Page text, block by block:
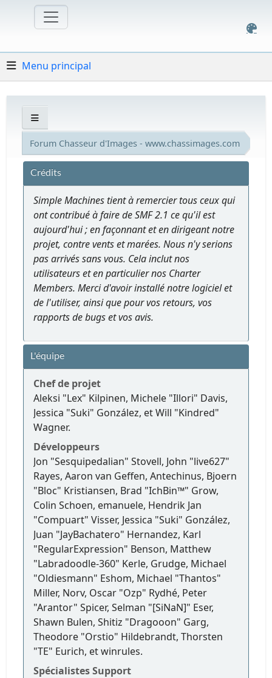
Menu principal
Forum Chasseur d'Images - www.chassimages.com
Crédits
Simple Machines tient à remercier tous ceux qui
ont contribué à faire de SMF 2.1 ce qu'il est
aujourd'hui ; en façonnant et en dirigeant notre
projet, contre vents et marées. Nous n'y serions
pas arrivés sans vous. Cela inclut nos
utilisateurs et en particulier nos Charter
Members. Merci d'avoir installé notre logiciel et
de l'utiliser, ainsi que pour vos retours, vos
rapports de bugs et vos avis.
L'équipe
Chef de projet
Aleksi "Lex" Kilpinen, Michele "Illori" Davis,
Jessica "Suki" González, et Will "Kindred"
Wagner.
Développeurs
Jon "Sesquipedalian" Stovell, John "live627"
Rayes, Aaron van Geffen, Antechinus, Bjoern
"Bloc" Kristiansen, Brad "IchBin™" Grow,
Colin Schoen, emanuele, Hendrik Jan
"Compuart" Visser, Jessica "Suki" González,
Juan "JayBachatero" Hernandez, Karl
"RegularExpression" Benson, Matthew
"Labradoodle-360" Kerle, Grudge, Michael
"Oldiesmann" Eshom, Michael "Thantos"
Miller, Norv, Oscar "Ozp" Rydhé, Peter
"Arantor" Spicer, Selman "[SiNaN]" Eser,
Shawn Bulen, Shitiz "Dragooon" Garg,
Theodore "Orstio" Hildebrandt, Thorsten
"TE" Eurich, et winrules.
Spécialistes Support